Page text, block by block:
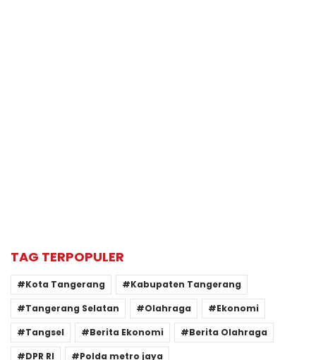
TAG TERPOPULER
Kota Tangerang
Kabupaten Tangerang
Tangerang Selatan
Olahraga
Ekonomi
Tangsel
Berita Ekonomi
Berita Olahraga
DPR RI
Polda metro jaya